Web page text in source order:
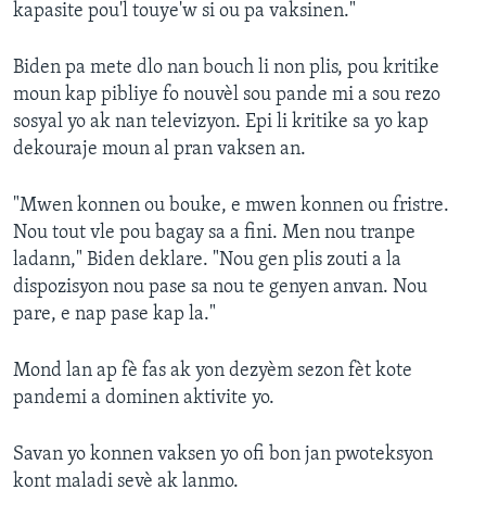
kapasite pou'l touye'w si ou pa vaksinen."
Biden pa mete dlo nan bouch li non plis, pou kritike
moun kap pibliye fo nouvèl sou pande mi a sou rezo
sosyal yo ak nan televizyon. Epi li kritike sa yo kap
dekouraje moun al pran vaksen an.
"Mwen konnen ou bouke, e mwen konnen ou fristre.
Nou tout vle pou bagay sa a fini. Men nou tranpe
ladann," Biden deklare. "Nou gen plis zouti a la
dispozisyon nou pase sa nou te genyen anvan. Nou
pare, e nap pase kap la."
Mond lan ap fè fas ak yon dezyèm sezon fèt kote
pandemi a dominen aktivite yo.
Savan yo konnen vaksen yo ofi bon jan pwoteksyon
kont maladi sevè ak lanmo.